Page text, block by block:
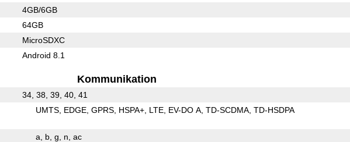
4GB/6GB
64GB
MicroSDXC
Android 8.1
Kommunikation
34, 38, 39, 40, 41
UMTS EDGE GPRS HSPA+ LTE EV-DO A TD-SCDMA TD-HSDPA
a b g n ac